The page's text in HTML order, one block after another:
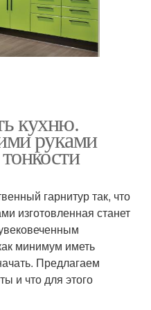
кухню.
руками
гарнитур так, что
изготовленная станет
минимум иметь
Предлагаем
и что для этого